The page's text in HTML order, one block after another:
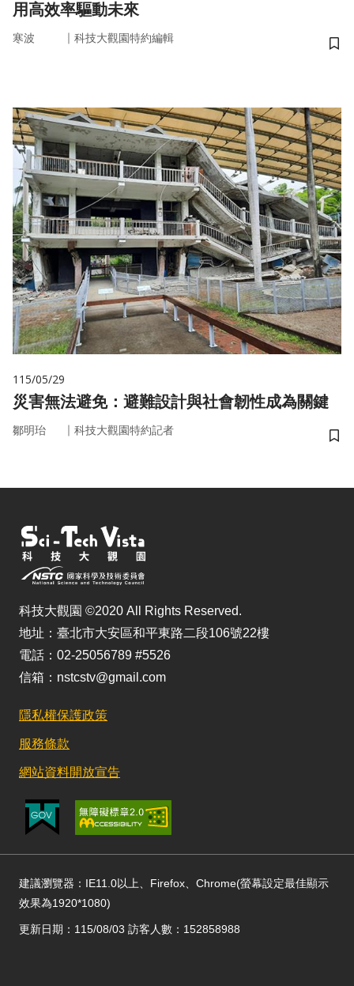
用高效率驅動未來
寒波 ｜ 科技大觀園特約編輯
儲
115/05/29
災害無法避免：避難設計與社會韌性成為關鍵
鄒明珆 ｜ 科技大觀園特約記者
儲
科技大觀園 ©2020 All Rights Reserved.
地址：臺北市大安區和平東路二段106號22樓
電話：02-25056789 #5526
信箱：nstcstv@gmail.com
隱私權保護政策
服務條款
網站資料開放宣告
建議瀏覽器：IE11.0以上、Firefox、Chrome(螢幕設定最佳顯示
效果為1920*1080)
更新日期：115/08/03 訪客人數：152858988